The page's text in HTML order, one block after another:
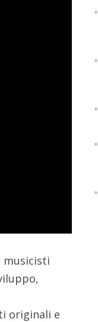
musicisti
originali e